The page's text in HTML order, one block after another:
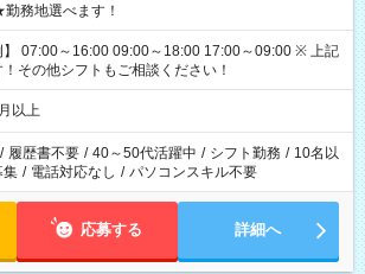
務地選べます！
07:00～16:00 09:00～18:00 17:00～09:00 ※ 上記
その他シフトもご相談ください！
以上
/ 履歴書不要 / 40～50代活躍中 / シフト勤務 / 10名以
集 / 電話対応なし / パソコンスキル不要
応募する 詳細へ